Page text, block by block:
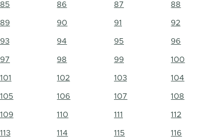
85 86 87 88
89 90 91 92
93 94 95 96
97 98 99 100
101 102 103 104
105 106 107 108
109 110 111 112
113 114 115 116